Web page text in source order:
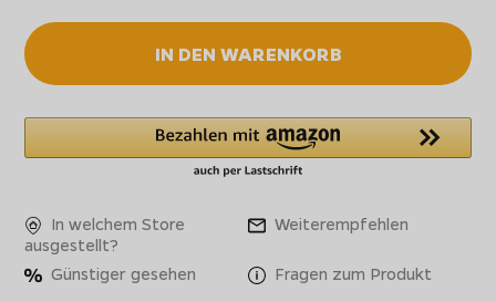
IN DEN WARENKORB
In welchem Store
ausgestellt?
Weiterempfehlen
Günstiger gesehen Fragen zum Produkt